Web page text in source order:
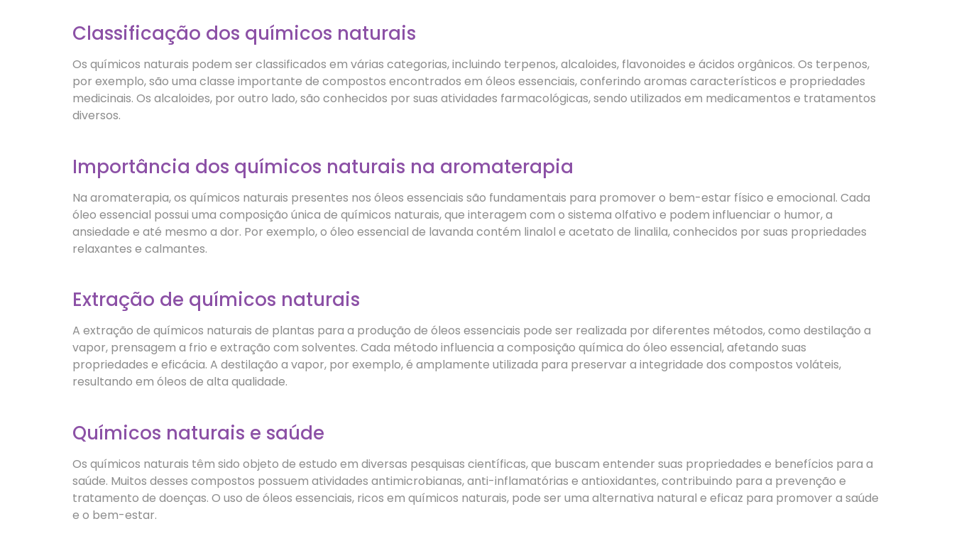
Classificação dos químicos naturais
Os químicos naturais podem ser classificados em várias categorias, incluindo terpenos, alcaloides, flavonoides e ácidos orgânicos. Os terpenos,
por exemplo, são uma classe importante de compostos encontrados em óleos essenciais, conferindo aromas característicos e propriedades
medicinais. Os alcaloides, por outro lado, são conhecidos por suas atividades farmacológicas, sendo utilizados em medicamentos e tratamentos
diversos.
Importância dos químicos naturais na aromaterapia
Na aromaterapia, os químicos naturais presentes nos óleos essenciais são fundamentais para promover o bem-estar físico e emocional. Cada
óleo essencial possui uma composição única de químicos naturais, que interagem com o sistema olfativo e podem influenciar o humor, a
ansiedade e até mesmo a dor. Por exemplo, o óleo essencial de lavanda contém linalol e acetato de linalila, conhecidos por suas propriedades
relaxantes e calmantes.
Extração de químicos naturais
A extração de químicos naturais de plantas para a produção de óleos essenciais pode ser realizada por diferentes métodos, como destilação a
vapor, prensagem a frio e extração com solventes. Cada método influencia a composição química do óleo essencial, afetando suas
propriedades e eficácia. A destilação a vapor, por exemplo, é amplamente utilizada para preservar a integridade dos compostos voláteis,
resultando em óleos de alta qualidade.
Químicos naturais e saúde
Os químicos naturais têm sido objeto de estudo em diversas pesquisas científicas, que buscam entender suas propriedades e benefícios para a
saúde. Muitos desses compostos possuem atividades antimicrobianas, anti-inflamatórias e antioxidantes, contribuindo para a prevenção e
tratamento de doenças. O uso de óleos essenciais, ricos em químicos naturais, pode ser uma alternativa natural e eficaz para promover a saúde
e o bem-estar.